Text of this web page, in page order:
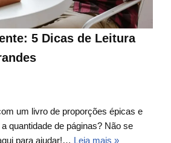
5 Dicas de Leitura
um livro de proporções épicas e
quantidade de páginas? Não se
para ajudar!… Leia mais »